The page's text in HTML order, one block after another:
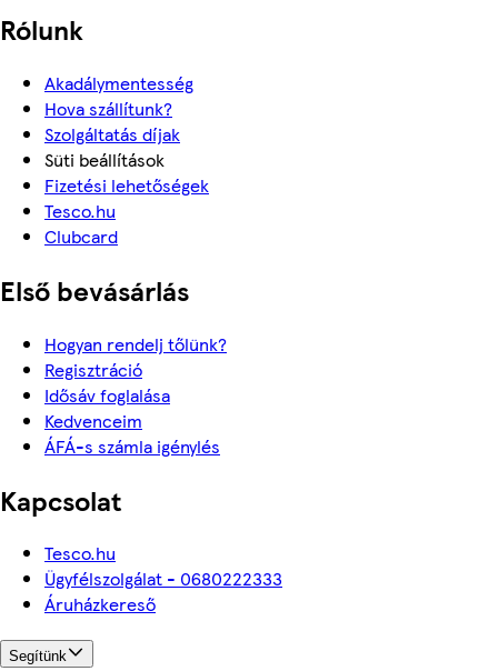
Rólunk
Akadálymentesség
Hova szállítunk?
Szolgáltatás díjak
Süti beállítások
Fizetési lehetőségek
Tesco.hu
Clubcard
Első bevásárlás
Hogyan rendelj tőlünk?
Regisztráció
Idősáv foglalása
Kedvenceim
ÁFÁ-s számla igénylés
Kapcsolat
Tesco.hu
Ügyfélszolgálat - 0680222333
Áruházkereső
Segítünk